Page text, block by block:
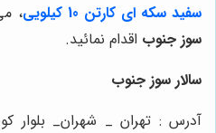
سفید سکه ای کارتن 10 کیلویی
،
سوز جنوب اقدام نمائید.
سالار سوز جنوب
آدرس : تهران _ شهران_ بلوار